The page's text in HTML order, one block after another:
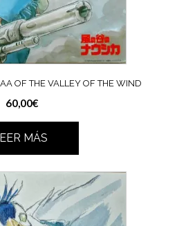
OF THE VALLEY OF THE WIND
60,00€
MÁS